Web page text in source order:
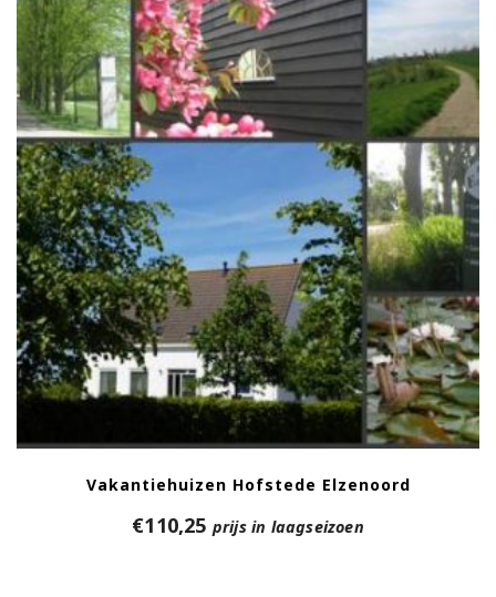
Vakantiehuizen Hofstede Elzenoord
€110,25 prijs in laagseizoen